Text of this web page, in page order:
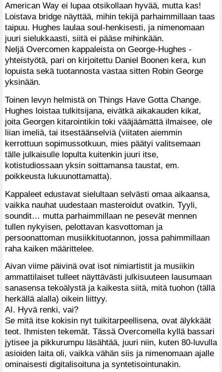
American Way ei lupaa otsikollaan hyvää, mutta kas!
Loistava bridge näyttää, mihin tekijä parhaimmillaan taas
taipuu. Hughes laulaa soul-henkisesti, ja nimenomaan
juuri sielukkaasti, siitä ei pääse mihinkään.
Neljä Overcomen kappaleista on George-Hughes -
yhteistyötä, pari on kirjoitettu Daniel Boonen kera, kun
lopuista sekä tuotannosta vastaa sitten Robin George
yksinään.
Toinen levyn helmistä on Things Have Gotta Change.
Hughes loistaa tulkitsijana, eivätkä aikakauden kikat,
joita Georgen kitarointikin toki vääjäämättä ilmaisee, ole
liian imeliä, tai itsestäänselviä (viitaten aiemmin
kerrottuun sopimussotkuun, mies päätyi valitsemaan
tälle julkaisulle lopulta kuitenkin juuri itse,
kotistudiossaan yksin soittamansa taustat, em.
poikkeusta lukuunottamatta).
Kappaleet edustavat sielultaan selvästi omaa aikaansa,
vaikka nauhat uudestaan masteroidut ovatkin. Tyyli,
soundit… mutta parhaimmillaan ne pesevät mennen
tullen nykyisen, pelottavan kasvottoman ja
persoonattoman musiikkituotannon, jossa pahimmillaan
raha kaiken määrittelee.
Aivan viime päivinä ovat isot nimiartistit ja musiikin
ammattilaiset tulleet näyttävästi julkisuuteen lausumaan
sanasensa tekoälystä ja kaikesta siitä, mitä tuohon (tällä
herkällä alalla) oikein liittyy.
AI. Hyvä renki, vai?
Se mitä itse kokisin nyt tuikitarpeellisena, ovat älykkäät
teot. Ihmisten tekemät. Tässä Overcomella kyllä bassari
jytisee ja pikkurumpu läsähtää, juuri niin, kuten 80-luvulla
asioiden laita oli, vaikka vähän siis ja nimenomaan ajalle
ominaisesti digitalisoituna ja syntetisointunakin.